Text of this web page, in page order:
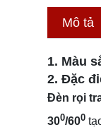
Mô tả
1. Màu
2. Đặc
Đèn rọi
300/600